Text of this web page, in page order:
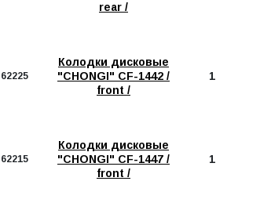
rear /
62225
Колодки дисковые
"CHONGI" CF-1442 /
front /
1
62215
Колодки дисковые
"CHONGI" CF-1447 /
front /
1